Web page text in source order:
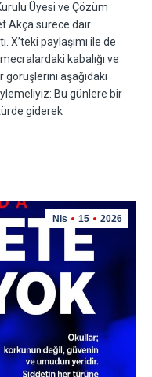
Üyesi ve Çözüm
Akça sürece dair
X’teki paylaşımı ile de
kabalığı ve
görüşlerini aşağıdaki
Bu günlere bir
giderek
Nis 15 2026